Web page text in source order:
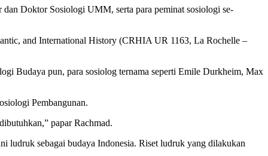
dan Doktor Sosiologi UMM, serta para peminat sosiologi se-
and International History (CRHIA UR 1163, La Rochelle –
Budaya pun, para sosiolog ternama seperti Emile Durkheim, Max
Pembangunan.
papar Rachmad.
ludruk sebagai budaya Indonesia. Riset ludruk yang dilakukan